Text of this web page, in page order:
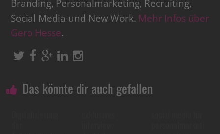
Branding, Personalmarketing, Recruiting,
Social Media und New Work. Mehr Infos über
Gero Hesse.
Das könnte dir auch gefallen